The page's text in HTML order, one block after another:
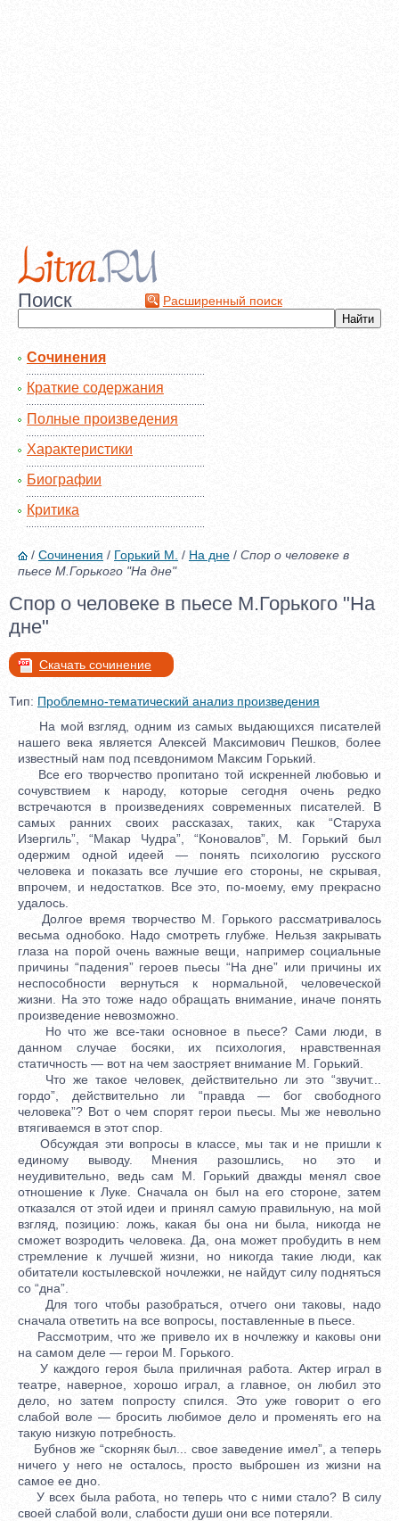
Поиск Расширенный поиск
Сочинения
Краткие содержания
Полные произведения
Характеристики
Биографии
Критика
/ Сочинения / Горький М. / На дне / Спор о человеке в
пьесе М.Горького "На дне"
Спор о человеке в пьесе М.Горького "На
дне"
Скачать сочинение
Тип: Проблемно-тематический анализ произведения
На мой взгляд, одним из самых выдающихся писателей
нашего века является Алексей Максимович Пешков, более
известный нам под псевдонимом Максим Горький.
Все его творчество пропитано той искренней любовью и
сочувствием к народу, которые сегодня очень редко
встречаются в произведениях современных писателей. В
самых ранних своих рассказах, таких, как “Старуха
Изергиль”, “Макар Чудра”, “Коновалов”, М. Горький был
одержим одной идеей — понять психологию русского
человека и показать все лучшие его стороны, не скрывая,
впрочем, и недостатков. Все это, по-моему, ему прекрасно
удалось.
Долгое время творчество М. Горького рассматривалось
весьма однобоко. Надо смотреть глубже. Нельзя закрывать
глаза на порой очень важные вещи, например социальные
причины “падения” героев пьесы “На дне” или причины их
неспособности вернуться к нормальной, человеческой
жизни. На это тоже надо обращать внимание, иначе понять
произведение невозможно.
Но что же все-таки основное в пьесе? Сами люди, в
данном случае босяки, их психология, нравственная
статичность — вот на чем заостряет внимание М. Горький.
Что же такое человек, действительно ли это “звучит...
гордо”, действительно ли “правда — бог свободного
человека”? Вот о чем спорят герои пьесы. Мы же невольно
втягиваемся в этот спор.
Обсуждая эти вопросы в классе, мы так и не пришли к
единому выводу. Мнения разошлись, но это и
неудивительно, ведь сам М. Горький дважды менял свое
отношение к Луке. Сначала он был на его стороне, затем
отказался от этой идеи и принял самую правильную, на мой
взгляд, позицию: ложь, какая бы она ни была, никогда не
сможет возродить человека. Да, она может пробудить в нем
стремление к лучшей жизни, но никогда такие люди, как
обитатели костылевской ночлежки, не найдут силу подняться
со “дна”.
Для того чтобы разобраться, отчего они таковы, надо
сначала ответить на все вопросы, поставленные в пьесе.
Рассмотрим, что же привело их в ночлежку и каковы они
на самом деле — герои М. Горького.
У каждого героя была приличная работа. Актер играл в
театре, наверное, хорошо играл, а главное, он любил это
дело, но затем попросту спился. Это уже говорит о его
слабой воле — бросить любимое дело и променять его на
такую низкую потребность.
Бубнов же “скорняк был... свое заведение имел”, а теперь
ничего у него не осталось, просто выброшен из жизни на
самое ее дно.
У всех была работа, но теперь что с ними стало? В силу
своей слабой воли, слабости души они все потеряли.